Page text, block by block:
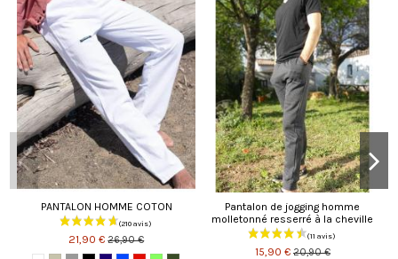
PANTALON HOMME COTON
21,90 €26,90 €
Pantalon de jogging homme
molletonné resserré à la cheville
15,90 € 20,90 €